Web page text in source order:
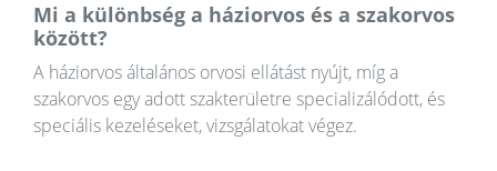
Mi a különbség a háziorvos és a szakorvos
között?
A háziorvos általános orvosi ellátást nyújt, míg a
szakorvos egy adott szakterületre specializálódott, és
speciális kezeléseket, vizsgálatokat végez.